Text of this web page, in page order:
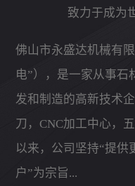
致力于成为
佛山市永盛达机械有
电”），是一家从事石
发和制造的高新技术
刀，CNC加工中心，
以来，公司坚持“提供
户”为宗旨...